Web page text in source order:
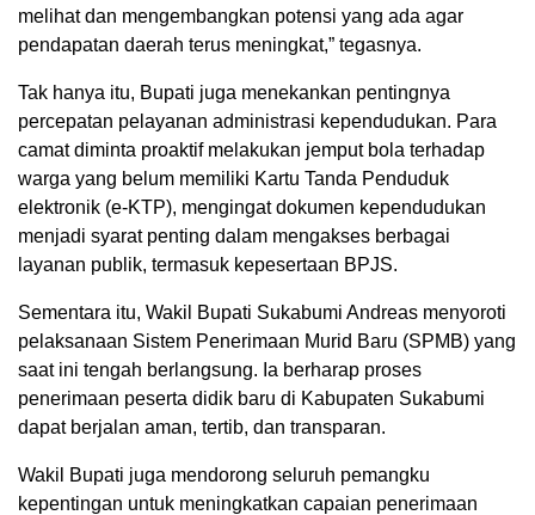
melihat dan mengembangkan potensi yang ada agar
pendapatan daerah terus meningkat,” tegasnya.
Tak hanya itu, Bupati juga menekankan pentingnya
percepatan pelayanan administrasi kependudukan. Para
camat diminta proaktif melakukan jemput bola terhadap
warga yang belum memiliki Kartu Tanda Penduduk
elektronik (e-KTP), mengingat dokumen kependudukan
menjadi syarat penting dalam mengakses berbagai
layanan publik, termasuk kepesertaan BPJS.
Sementara itu, Wakil Bupati Sukabumi Andreas menyoroti
pelaksanaan Sistem Penerimaan Murid Baru (SPMB) yang
saat ini tengah berlangsung. Ia berharap proses
penerimaan peserta didik baru di Kabupaten Sukabumi
dapat berjalan aman, tertib, dan transparan.
Wakil Bupati juga mendorong seluruh pemangku
kepentingan untuk meningkatkan capaian penerimaan